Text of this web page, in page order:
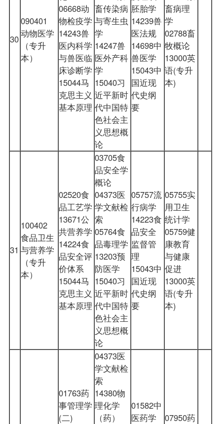
30
090401
动物医学
（专升
本）
06668动
物检疫学
14243兽
医内科学
与兽医临
床诊断学
15044马
克思主义
基本原理
畜传染病
与寄生虫
学
14247兽
医外产科
学
15040习
近平新时
代中国特
色社会主
义思想概
论
胚胎学
14239兽
医法规
14698中
兽医学
15043中
国近现
代史纲
要
畜病理
学
02788畜
牧概论
13000英
语(专升
本)
31
100402
食品卫生
与营养学
（专升
本）
02520食
品工艺学
13671公
共营养学
14224食
品安全评
价体系
15044马
克思主义
基本原理
03705食
品安全学
概论
04373医
学文献检
索
05764食
品毒理学
13203预
防医学
15040习
近平新时
代中国特
色社会主
义思想概
论
05757流
行病学
14223食
品安全
监督管
理
15043中
国近现
代史纲
要
05755实
用卫生
统计学
05759健
康教育
与健康
促进
13000英
语(专升
本)
01763药
事管理学
(二)
04373医
学文献检
索
14380物
理化学
（药）
01582中
医药学
07950药